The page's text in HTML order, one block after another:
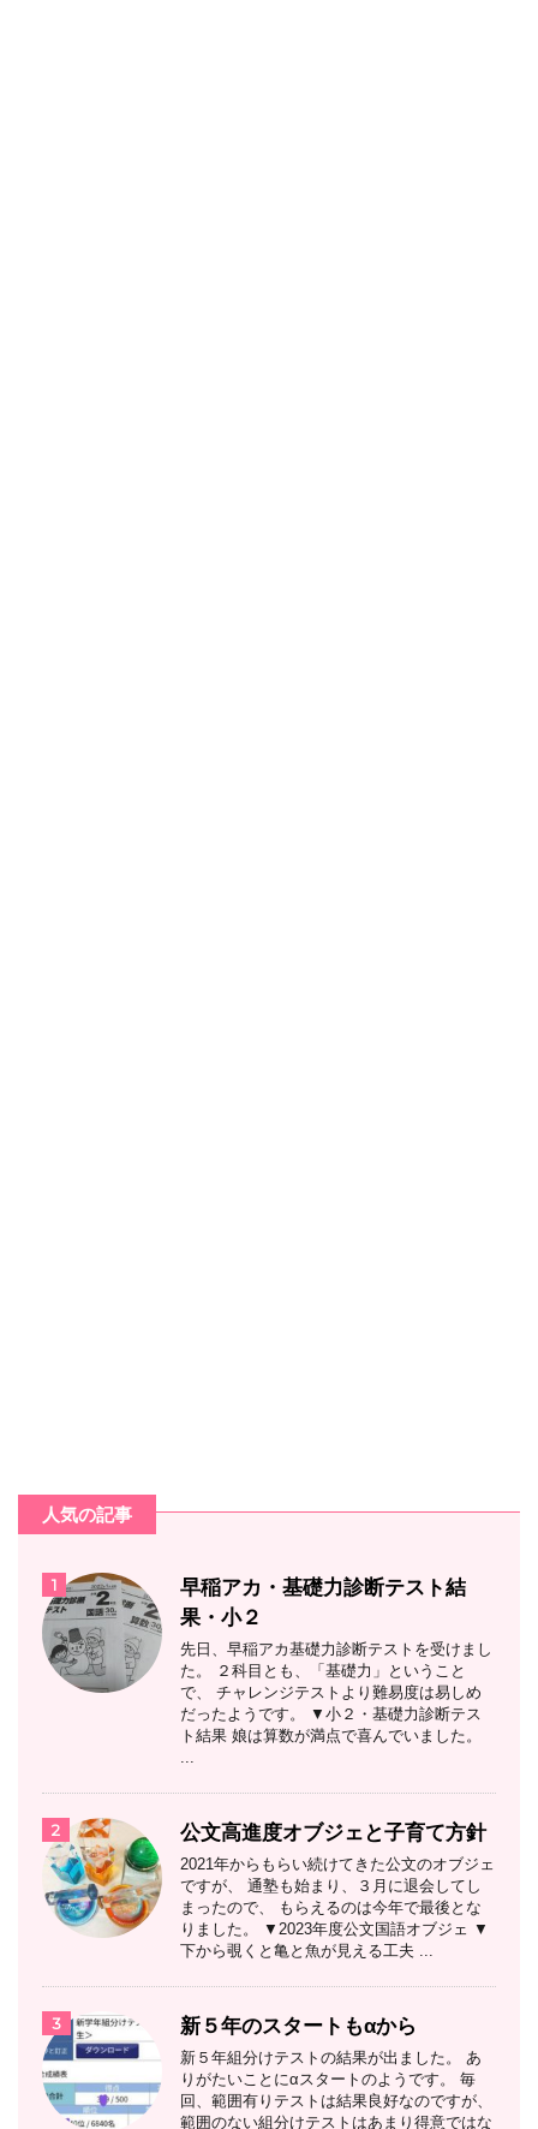
人気の記事
1
早稲アカ・基礎力診断テスト結
果・小２
先日、早稲アカ基礎力診断テストを受けまし
た。 ２科目とも、「基礎力」ということ
で、 チャレンジテストより難易度は易しめ
だったようです。 ▼小２・基礎力診断テス
ト結果 娘は算数が満点で喜んでいました。
...
2 公文高進度オブジェと子育て方針
2021年からもらい続けてきた公文のオブジェ
ですが、 通塾も始まり、３月に退会してし
まったので、 もらえるのは今年で最後とな
りました。 ▼2023年度公文国語オブジェ ▼
下から覗くと亀と魚が見える工夫 ...
3 新５年のスタートもαから
新５年組分けテストの結果が出ました。 あ
りがたいことにαスタートのようです。 毎
回、範囲有りテストは結果良好なのですが、
範囲のない組分けテストはあまり得意ではな